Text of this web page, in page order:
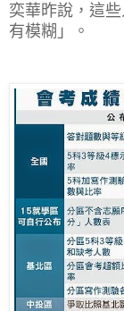
奕華昨說，這
有模糊」。